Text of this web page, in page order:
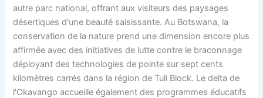
autre parc national, offrant aux visiteurs des paysages
désertiques d'une beauté saisissante. Au Botswana, la
conservation de la nature prend une dimension encore plus
affirmée avec des initiatives de lutte contre le braconnage
déployant des technologies de pointe sur sept cents
kilomètres carrés dans la région de Tuli Block. Le delta de
l'Okavango accueille également des programmes éducatifs